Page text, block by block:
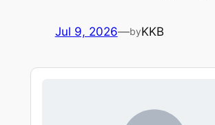
Jul 9, 2026—byKKB